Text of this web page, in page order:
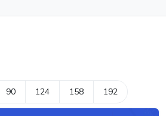
90 124 158 192